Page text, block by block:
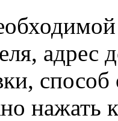
адрес
нажать